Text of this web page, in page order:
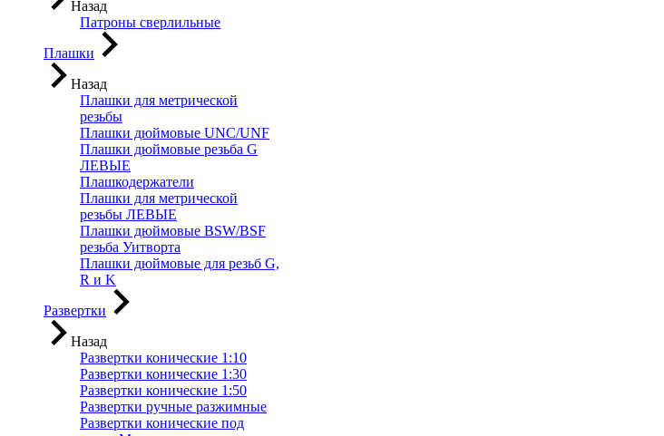
Назад
Патроны сверлильные
Плашки
Назад
Плашки для метрической
резьбы
Плашки дюймовые UNC/UNF
Плашки дюймовые резьба G
ЛЕВЫЕ
Плашкодержатели
Плашки для метрической
резьбы ЛЕВЫЕ
Плашки дюймовые BSW/BSF
резьба Уитворта
Плашки дюймовые для резьб G,
R и K
Развертки
Назад
Развертки конические 1:10
Развертки конические 1:30
Развертки конические 1:50
Развертки ручные разжимные
Развертки конические под